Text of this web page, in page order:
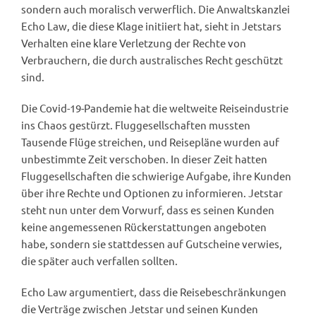
sondern auch moralisch verwerflich. Die Anwaltskanzlei
Echo Law, die diese Klage initiiert hat, sieht in Jetstars
Verhalten eine klare Verletzung der Rechte von
Verbrauchern, die durch australisches Recht geschützt
sind.
Die Covid-19-Pandemie hat die weltweite Reiseindustrie
ins Chaos gestürzt. Fluggesellschaften mussten
Tausende Flüge streichen, und Reisepläne wurden auf
unbestimmte Zeit verschoben. In dieser Zeit hatten
Fluggesellschaften die schwierige Aufgabe, ihre Kunden
über ihre Rechte und Optionen zu informieren. Jetstar
steht nun unter dem Vorwurf, dass es seinen Kunden
keine angemessenen Rückerstattungen angeboten
habe, sondern sie stattdessen auf Gutscheine verwies,
die später auch verfallen sollten.
Echo Law argumentiert, dass die Reisebeschränkungen
die Verträge zwischen Jetstar und seinen Kunden